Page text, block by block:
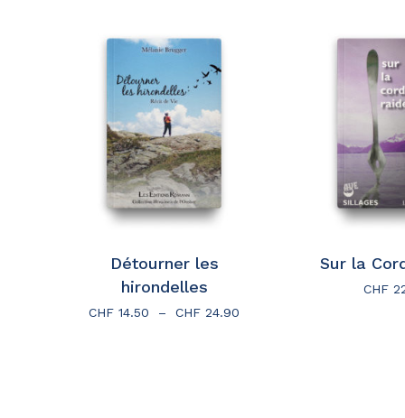
Détourner les
hirondelles
CHF 14.50 – CHF 24.90
Sur la
CHF